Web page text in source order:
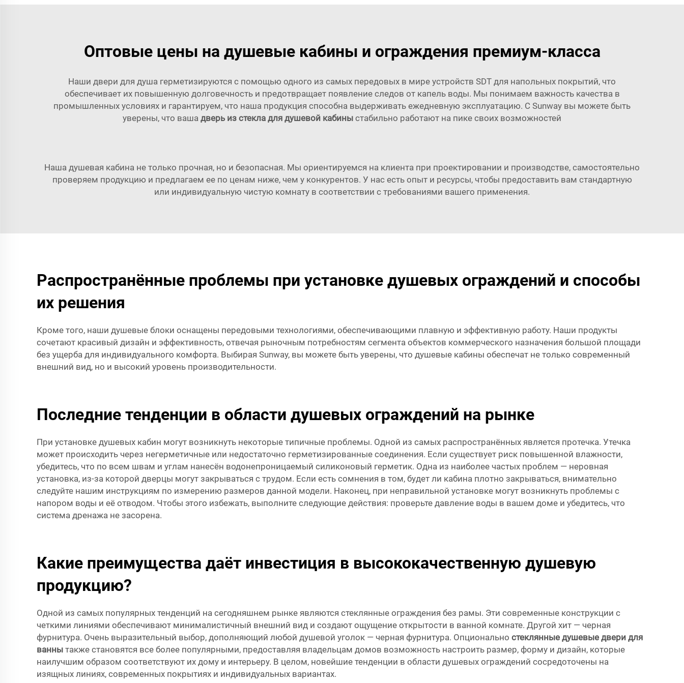
Оптовые цены на душевые кабины и ограждения премиум-класса
Наши двери для душа герметизируются с помощью одного из самых передовых в мире устройств SDT для напольных покрытий, что
обеспечивает их повышенную долговечность и предотвращает появление следов от капель воды. Мы понимаем важность качества в
промышленных условиях и гарантируем, что наша продукция способна выдерживать ежедневную эксплуатацию. С Sunway вы можете быть
уверены, что ваша дверь из стекла для душевой кабины стабильно работают на пике своих возможностей
Наша душевая кабина не только прочная, но и безопасная. Мы ориентируемся на клиента при проектировании и производстве, самостоятельно
проверяем продукцию и предлагаем ее по ценам ниже, чем у конкурентов. У нас есть опыт и ресурсы, чтобы предоставить вам стандартную
или индивидуальную чистую комнату в соответствии с требованиями вашего применения.
Распространённые проблемы при установке душевых ограждений и способы
их решения
Кроме того, наши душевые блоки оснащены передовыми технологиями, обеспечивающими плавную и эффективную работу. Наши продукты
сочетают красивый дизайн и эффективность, отвечая рыночным потребностям сегмента объектов коммерческого назначения большой площади
без ущерба для индивидуального комфорта. Выбирая Sunway, вы можете быть уверены, что душевые кабины обеспечат не только современный
внешний вид, но и высокий уровень производительности.
Последние тенденции в области душевых ограждений на рынке
При установке душевых кабин могут возникнуть некоторые типичные проблемы. Одной из самых распространённых является протечка. Утечка
может происходить через негерметичные или недостаточно герметизированные соединения. Если существует риск повышенной влажности,
убедитесь, что по всем швам и углам нанесён водонепроницаемый силиконовый герметик. Одна из наиболее частых проблем — неровная
установка, из-за которой дверцы могут закрываться с трудом. Если есть сомнения в том, будет ли кабина плотно закрываться, внимательно
следуйте нашим инструкциям по измерению размеров данной модели. Наконец, при неправильной установке могут возникнуть проблемы с
напором воды и её отводом. Чтобы этого избежать, выполните следующие действия: проверьте давление воды в вашем доме и убедитесь, что
система дренажа не засорена.
Какие преимущества даёт инвестиция в высококачественную душевую
продукцию?
Одной из самых популярных тенденций на сегодняшнем рынке являются стеклянные ограждения без рамы. Эти современные конструкции с
четкими линиями обеспечивают минималистичный внешний вид и создают ощущение открытости в ванной комнате. Другой хит — черная
фурнитура. Очень выразительный выбор, дополняющий любой душевой уголок — черная фурнитура. Опционально стеклянные душевые двери для
ванны также становятся все более популярными, предоставляя владельцам домов возможность настроить размер, форму и дизайн, которые
наилучшим образом соответствуют их дому и интерьеру. В целом, новейшие тенденции в области душевых ограждений сосредоточены на
изящных линиях, современных покрытиях и индивидуальных вариантах.